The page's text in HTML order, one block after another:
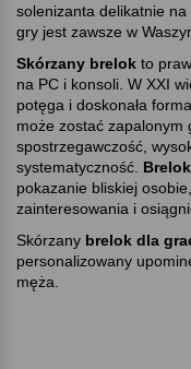
solenizanta delikatnie
gry jest zawsze w
Skórzany brelok to
na PC i konsoli. W XXI
potęga i doskonała
może zostać zapalonym
spostrzegawczość,
systematyczność.
pokazanie bliskiej
zainteresowania i
Skórzany brelok dla
personalizowany
męża.